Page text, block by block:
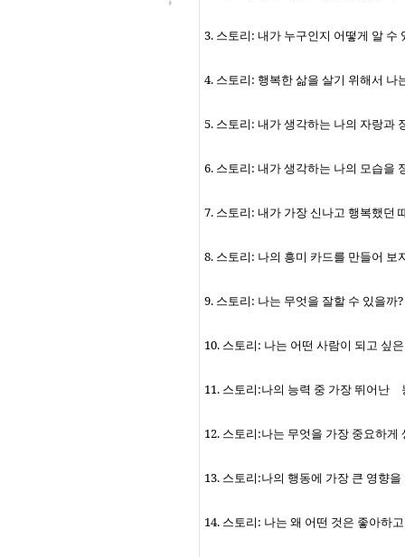
3. 스토리: 내가 누구인지 어떻게 알 수
4. 스토리: 행복한 삶을 살기 위해서 나
5. 스토리: 내가 생각하는 나의 자랑과
6. 스토리: 내가 생각하는 나의 모습을
7. 스토리: 내가 가장 신나고 행복했던
8. 스토리: 나의 흥미 카드를 만들어 보
9. 스토리: 나는 무엇을 잘할 수 있을까?
10. 스토리: 나는 어떤 사람이 되고 싶
11. 스토리:나의 능력 중 가장 뛰어난
12. 스토리:나는 무엇을 가장 중요하게
13. 스토리:나의 행동에 가장 큰 영향
14. 스토리: 나는 왜 어떤 것은 좋아하